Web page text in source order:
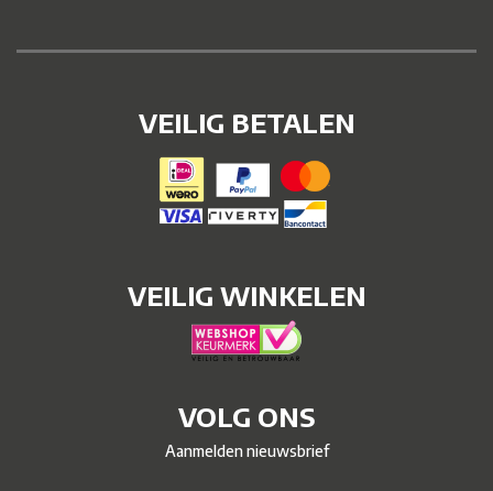
VEILIG BETALEN
VEILIG WINKELEN
VOLG ONS
Aanmelden nieuwsbrief